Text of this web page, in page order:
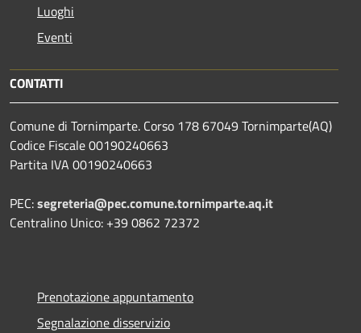
Luoghi
Eventi
CONTATTI
Comune di Tornimparte. Corso 178 67049 Tornimparte(AQ)
Codice Fiscale 00190240663
Partita IVA 00190240663
PEC:segreteria@pec.comune.tornimparte.aq.it
Centralino Unico: +39 0862 72372
Prenotazione appuntamento
Segnalazione disservizio